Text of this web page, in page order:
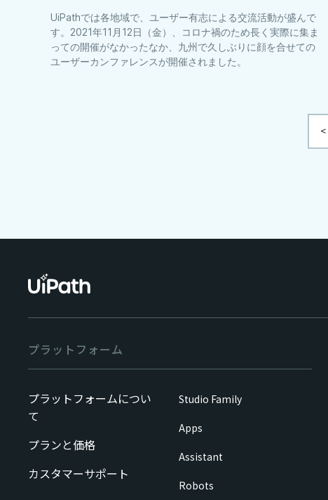
UiPathでは各地域で、ユーザー有志による交流活動が盛んで
す。2021年11月12日（金）、コロナ禍のため長く実際に集ま
っての開催がなかったなか、九州で久しぶりに顔を合せての
ユーザーカンファレンスが開催されました。
<
プラットフォーム
プラットフォームについ
て
プランと価格
カスタマーサポート
Studio Family
Apps
Assistant
Robots